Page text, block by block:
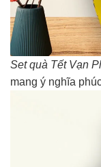
Set quà Tết Vạn
mang ý nghĩa